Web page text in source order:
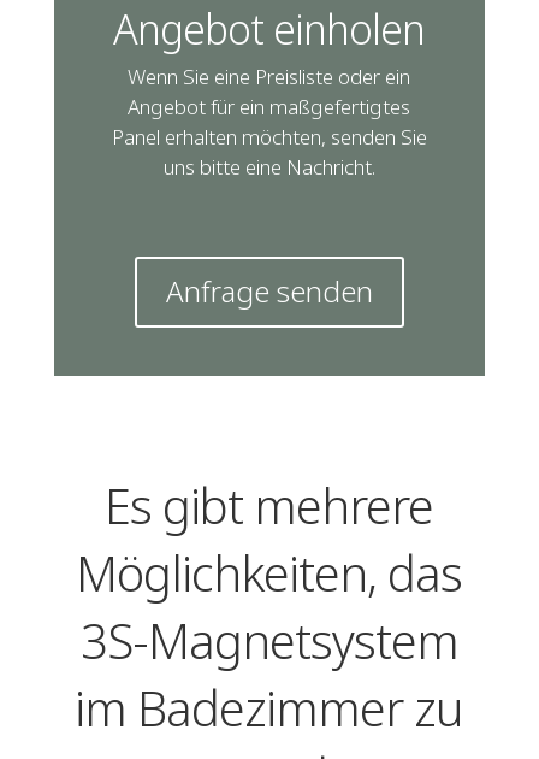
Angebot einholen
Wenn Sie eine Preisliste oder ein
Angebot für ein maßgefertigtes
Panel erhalten möchten, senden Sie
uns bitte eine Nachricht.
Anfrage senden
Es gibt mehrere
Möglichkeiten, das
3S-Magnetsystem
im Badezimmer zu